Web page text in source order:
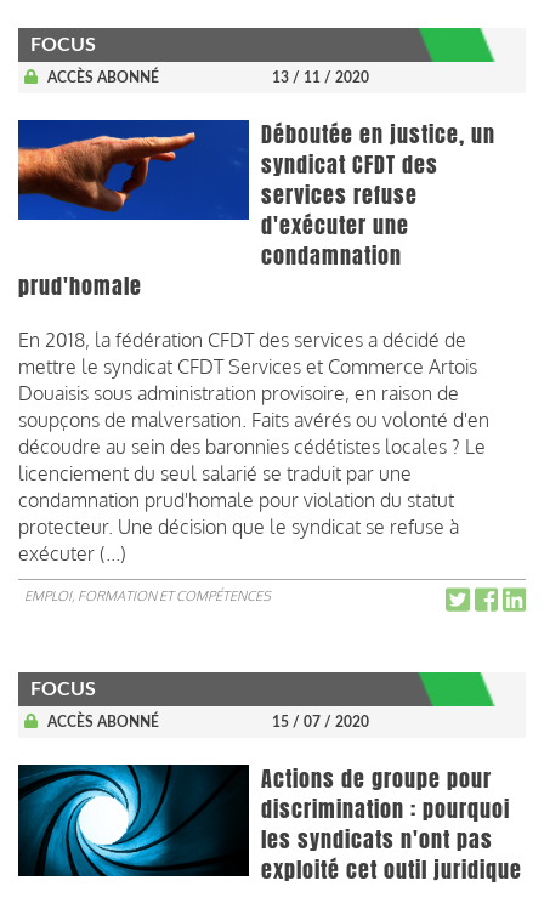
FOCUS
ACCÈS ABONNÉ 13 / 11 / 2020
Déboutée en justice, un
syndicat CFDT des
services refuse
d'exécuter une
condamnation
prud'homale
En 2018, la fédération CFDT des services a décidé de
mettre le syndicat CFDT Services et Commerce Artois
Douaisis sous administration provisoire, en raison de
soupçons de malversation. Faits avérés ou volonté d'en
découdre au sein des baronnies cédétistes locales ? Le
licenciement du seul salarié se traduit par une
condamnation prud'homale pour violation du statut
protecteur. Une décision que le syndicat se refuse à
exécuter (...)
EMPLOI, FORMATION ET COMPÉTENCES
FOCUS
ACCÈS ABONNÉ 15 / 07 / 2020
Actions de groupe pour
discrimination : pourquoi
les syndicats n'ont pas
exploité cet outil juridique